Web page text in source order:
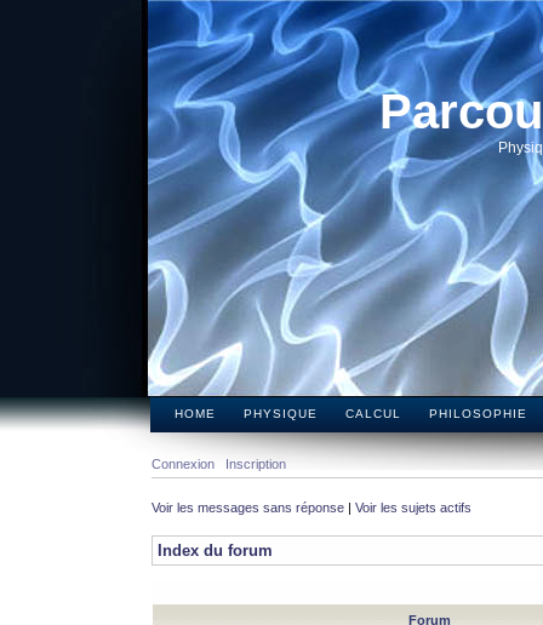
HOME PHYSIQUE CALCUL PHILOSOPHIE
Connexion Inscription
Voir les messages sans réponse | Voir les sujets actifs
Index du forum
Forum